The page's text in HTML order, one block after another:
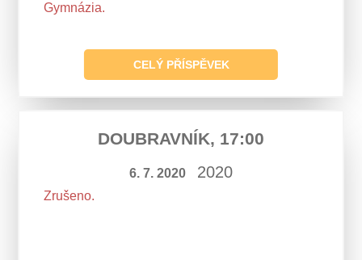
Gymnázia.
CELÝ PŘÍSPĚVEK
DOUBRAVNÍK, 17:00
6. 7. 2020 2020
Zrušeno.